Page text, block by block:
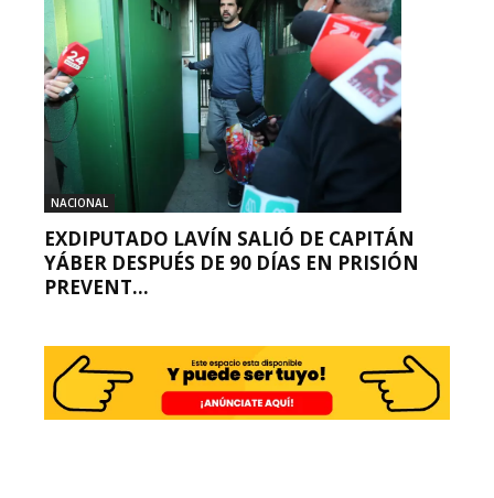
NACIONAL
EXDIPUTADO LAVÍN SALIÓ DE CAPITÁN
YÁBER DESPUÉS DE 90 DÍAS EN PRISIÓN
PREVENT...